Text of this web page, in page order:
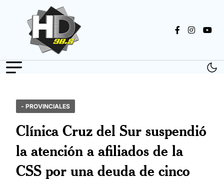
- PROVINCIALES
Clínica Cruz del Sur suspendió
la atención a afiliados de la
CSS por una deuda de cinco